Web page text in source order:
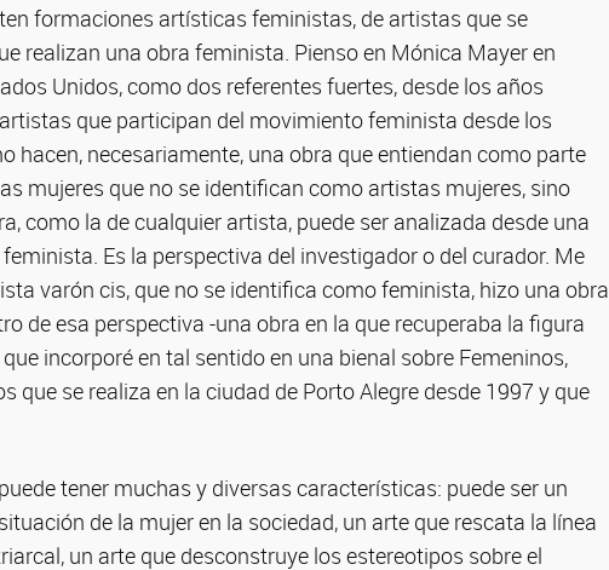
formaciones artísticas feministas, de artistas que se
realizan una obra feminista. Pienso en Mónica Mayer en
Unidos, como dos referentes fuertes, desde los años
que participan del movimiento feminista desde los
hacen, necesariamente, una obra que entiendan como parte
mujeres que no se identifican como artistas mujeres, sino
como la de cualquier artista, puede ser analizada desde una
Es la perspectiva del investigador o del curador. Me
varón cis, que no se identifica como feminista, hizo una obra
de esa perspectiva -una obra en la que recuperaba la figura
incorporé en tal sentido en una bienal sobre Femeninos,
que se realiza en la ciudad de Porto Alegre desde 1997 y que
tener muchas y diversas características: puede ser un
de la mujer en la sociedad, un arte que rescata la línea
un arte que desconstruye los estereotipos sobre el